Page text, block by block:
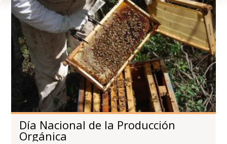
Día Nacional de la Producción
Orgánica